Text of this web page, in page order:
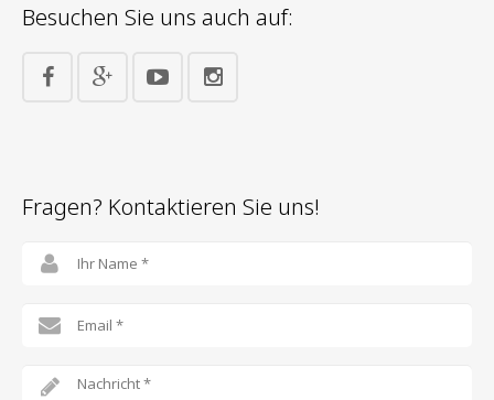
Besuchen Sie uns auch auf:
Fragen? Kontaktieren Sie uns!